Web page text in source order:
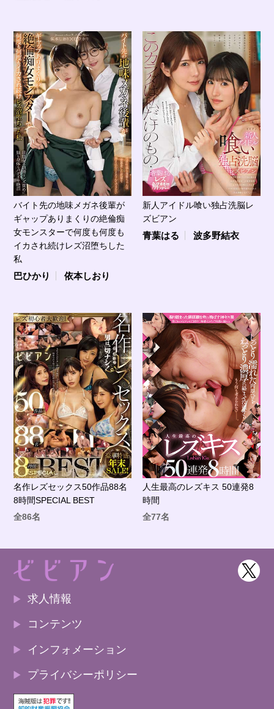
バイト先の地味メガネ後輩が
ギャップありまくりの絶倫痴
女モンスターで何度も何度も
イカされ続けレズ沼堕ちした
私
巴ひかり 依本しおり
新人アイドル喰い独占洗脳レ
ズビアン
青葉はる 波多野結衣
名作レズセックス50作品88名
8時間SPECIAL BEST
全86名
人生最高のレズキス 50連発8
時間
全77名
求人情報
コンテンツ
インフォメーション
プライバシーポリシー